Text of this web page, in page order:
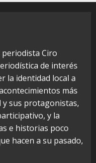
periodista Ciro
de interés
la identidad local a
más
sus protagonistas,
y la
e historias poco
hacen a su pasado,